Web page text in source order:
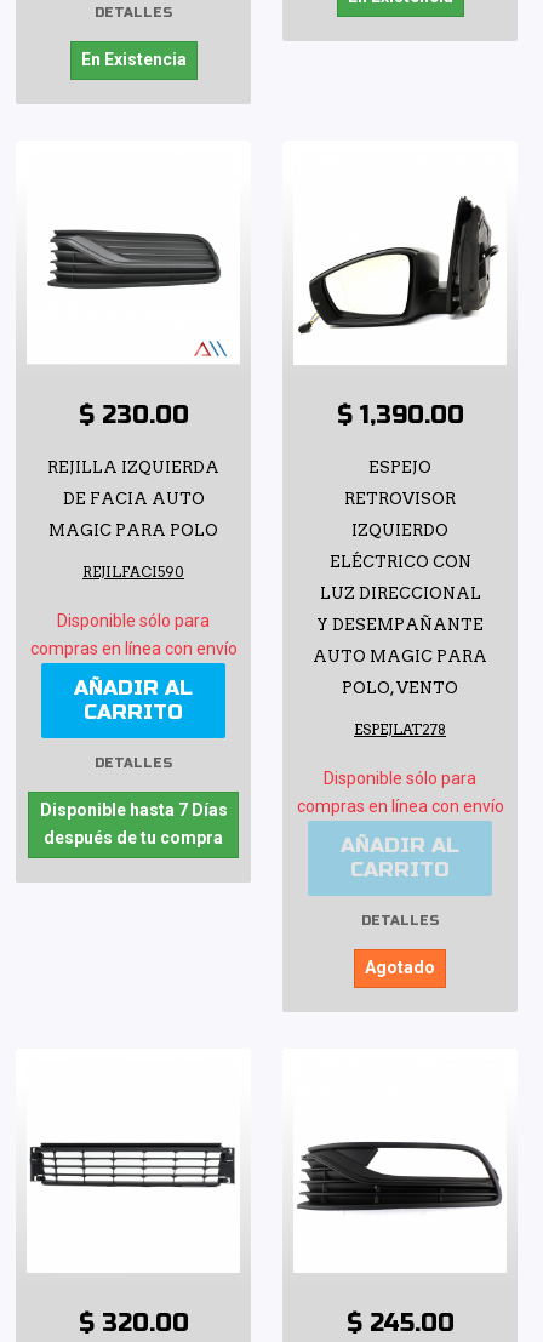
DETALLES
En Existencia
$ 230.00
REJILLA IZQUIERDA
DE FACIA AUTO
MAGIC PARA POLO
REJILFACI590
Disponible sólo para
compras en línea con envío
AÑADIR AL
CARRITO
DETALLES
Disponible hasta 7 Días
después de tu compra
$ 1,390.00
ESPEJO
RETROVISOR
IZQUIERDO
ELÉCTRICO CON
LUZ DIRECCIONAL
Y DESEMPAÑANTE
AUTO MAGIC PARA
POLO, VENTO
ESPEJLAT278
Disponible sólo para
compras en línea con envío
AÑADIR AL
CARRITO
DETALLES
Agotado
$ 320.00 $ 245.00